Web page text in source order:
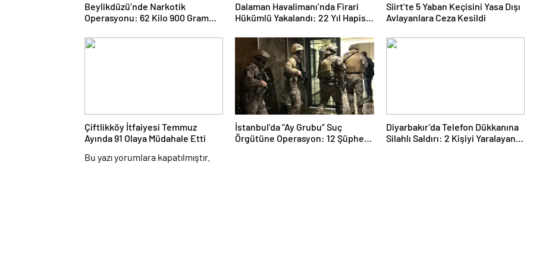
Beylikdüzü’nde Narkotik
Operasyonu: 62 Kilo 900 Gram
Dalaman Havalimanı’nda Firari
Hükümlü Yakalandı: 22 Yıl Hapis
Siirt’te 5 Yaban Keçisini Yasa Dışı
Avlayanlara Ceza Kesildi
Çiftlikköy İtfaiyesi Temmuz
Ayında 91 Olaya Müdahale Etti
İstanbul’da “Ay Grubu” Suç
Örgütüne Operasyon: 12 Şüpheli
Diyarbakır’da Telefon Dükkanına
Silahlı Saldırı: 2 Kişiyi Yaralayan
Bu yazı yorumlara kapatılmıştır.